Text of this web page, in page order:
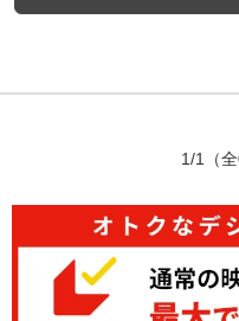
1/1 （